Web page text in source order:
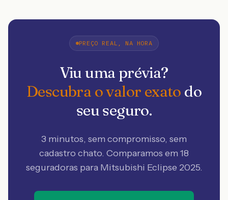
PREÇO REAL, NA HORA
Viu uma prévia?
Descubra o valor exato do
seu seguro.
3 minutos, sem compromisso, sem
cadastro chato. Comparamos em 18
seguradoras para Mitsubishi Eclipse 2025.